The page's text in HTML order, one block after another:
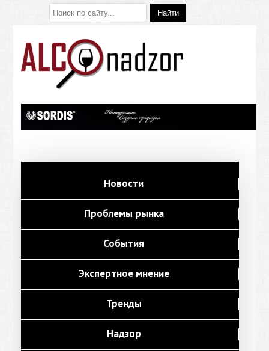
Новости
Проблемы рынка
События
Экспертное мнение
Тренды
Надзор